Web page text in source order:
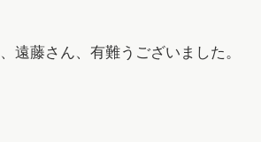
遠藤さん、有難うございました。